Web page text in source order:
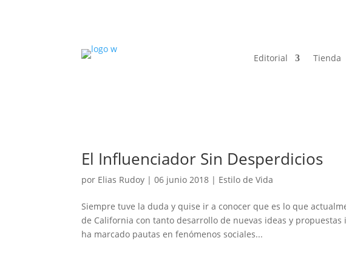
Editorial Tienda
El Influenciador Sin Desperdicios
por Elias Rudoy |06 junio 2018 | Estilo de Vida
Siempre tuve la duda y quise ir a conocer que es lo que
de California con tanto desarrollo de nuevas ideas y
ha marcado pautas en fenómenos sociales...